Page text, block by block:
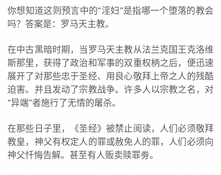
你想知道这则预言中的“淫妇”是指哪一个堕落的教会
吗？答案是：罗马天主教。
在中古黑暗时期，当罗马天主教从法兰克国王克洛维
斯那里，获得了政治和军事的双重权柄之后，便迅速
展开了对那些忠于圣经、用良心敬拜上帝之人的残酷
迫害。并且发动了宗教战争。许多人以宗教之名，对
“异端”者施行了无情的屠杀。
在那些日子里，《圣经》被禁止阅读，人们必须敬拜
教皇，神父有权定人的罪或赦免人的罪，人们必须向
神父忏悔告解。甚至有人贩卖赎罪劵。